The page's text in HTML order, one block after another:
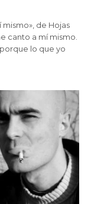
mismo», de Hojas
canto a mí mismo.
lo que yo